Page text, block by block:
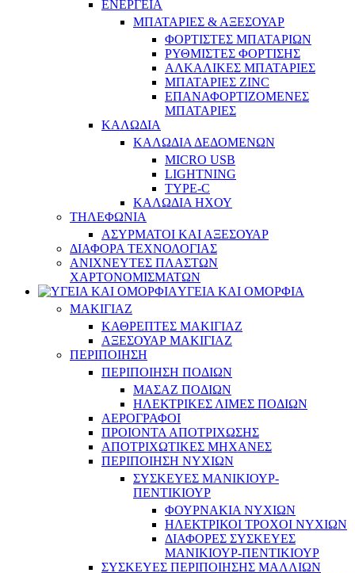
ΕΝΕΡΓΕΙΑ
ΜΠΑΤΑΡΙΕΣ & ΑΞΕΣΟΥΑΡ
ΦΟΡΤΙΣΤΕΣ ΜΠΑΤΑΡΙΩΝ
ΡΥΘΜΙΣΤΕΣ ΦΟΡΤΙΣΗΣ
ΑΛΚΑΛΙΚΕΣ ΜΠΑΤΑΡΙΕΣ
ΜΠΑΤΑΡΙΕΣ ZINC
ΕΠΑΝΑΦΟΡΤΙΖΟΜΕΝΕΣ
ΜΠΑΤΑΡΙΕΣ
ΚΑΛΩΔΙΑ
ΚΑΛΩΔΙΑ ΔΕΔΟΜΕΝΩΝ
MICRO USB
LIGHTNING
TYPE-C
ΚΑΛΩΔΙΑ ΗΧΟΥ
ΤΗΛΕΦΩΝΙΑ
ΑΣΥΡΜΑΤΟΙ ΚΑΙ ΑΞΕΣΟΥΑΡ
ΔΙΑΦΟΡΑ ΤΕΧΝΟΛΟΓΙΑΣ
ΑΝΙΧΝΕΥΤΕΣ ΠΛΑΣΤΩΝ
ΧΑΡΤΟΝΟΜΙΣΜΑΤΩΝ
ΥΓΕΙΑ ΚΑΙ ΟΜΟΡΦΙΑ
ΜΑΚΙΓΙΑΖ
ΚΑΘΡΕΠΤΕΣ ΜΑΚΙΓΙΑΖ
ΑΞΕΣΟΥΑΡ ΜΑΚΙΓΙΑΖ
ΠΕΡΙΠΟΙΗΣΗ
ΠΕΡΙΠΟΙΗΣΗ ΠΟΔΙΩΝ
ΜΑΣΑΖ ΠΟΔΙΩΝ
ΗΛΕΚΤΡΙΚΕΣ ΛΙΜΕΣ ΠΟΔΙΩΝ
ΑΕΡΟΓΡΑΦΟΙ
ΠΡΟΙΟΝΤΑ ΑΠΟΤΡΙΧΩΣΗΣ
ΑΠΟΤΡΙΧΩΤΙΚΕΣ ΜΗΧΑΝΕΣ
ΠΕΡΙΠΟΙΗΣΗ ΝΥΧΙΩΝ
ΣΥΣΚΕΥΕΣ ΜΑΝΙΚΙΟΥΡ-
ΠΕΝΤΙΚΙΟΥΡ
ΦΟΥΡΝΑΚΙΑ ΝΥΧΙΩΝ
ΗΛΕΚΤΡΙΚΟΙ ΤΡΟΧΟΙ ΝΥΧΙΩΝ
ΔΙΑΦΟΡΕΣ ΣΥΣΚΕΥΕΣ
ΜΑΝΙΚΙΟΥΡ-ΠΕΝΤΙΚΙΟΥΡ
ΣΥΣΚΕΥΕΣ ΠΕΡΙΠΟΙΗΣΗΣ ΜΑΛΛΙΩΝ